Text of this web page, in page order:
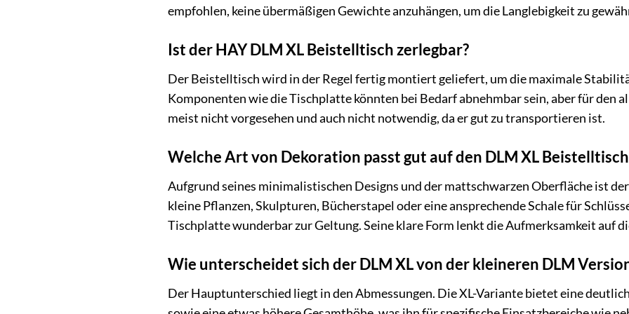
empfohlen, keine übermäßigen Gewichte anzuhängen, um die Langlebigkeit zu
Ist der HAY DLM XL Beistelltisch zerlegbar?
Der Beistelltisch wird in der Regel fertig montiert geliefert, um die maximale
Komponenten wie die Tischplatte könnten bei Bedarf abnehmbar sein, aber für den
meist nicht vorgesehen und auch nicht notwendig, da er gut zu transportieren ist.
Welche Art von Dekoration passt gut auf den DLM XL
Aufgrund seines minimalistischen Designs und der mattschwarzen Oberfläche ist
kleine Pflanzen, Skulpturen, Bücherstapel oder eine ansprechende Schale für
Tischplatte wunderbar zur Geltung. Seine klare Form lenkt die Aufmerksamkeit auf
Wie unterscheidet sich der DLM XL von der kleineren DLM
Der Hauptunterschied liegt in den Abmessungen. Die XL-Variante bietet eine